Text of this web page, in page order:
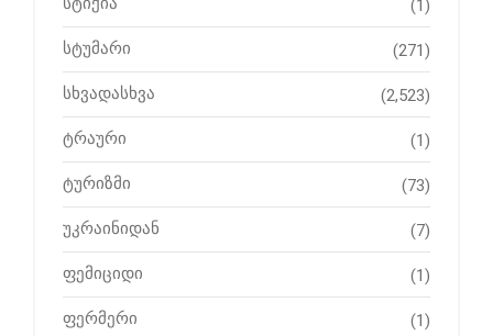
(1)
სტუმარი (271)
სხვადასხვა (2,523)
ტრაური (1)
ტურიზმი (73)
უკრაინიდან (7)
ფემიციდი (1)
ფერმერი (1)